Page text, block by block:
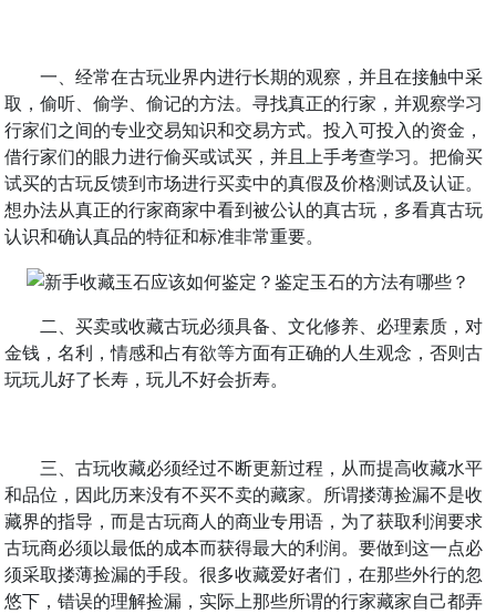
一、经常在古玩业界内进行长期的观察，并且在接触中采
取，偷听、偷学、偷记的方法。寻找真正的行家，并观察学习
行家们之间的专业交易知识和交易方式。投入可投入的资金，
借行家们的眼力进行偷买或试买，并且上手考查学习。把偷买
试买的古玩反馈到市场进行买卖中的真假及价格测试及认证。
想办法从真正的行家商家中看到被公认的真古玩，多看真古玩
认识和确认真品的特征和标准非常重要。
二、买卖或收藏古玩必须具备、文化修养、必理素质，对
金钱，名利，情感和占有欲等方面有正确的人生观念，否则古
玩玩儿好了长寿，玩儿不好会折寿。
三、古玩收藏必须经过不断更新过程，从而提高收藏水平
和品位，因此历来没有不买不卖的藏家。所谓搂薄捡漏不是收
藏界的指导，而是古玩商人的商业专用语，为了获取利润要求
古玩商必须以最低的成本而获得最大的利润。要做到这一点必
须采取搂薄捡漏的手段。很多收藏爱好者们，在那些外行的忽
悠下，错误的理解捡漏，实际上那些所谓的行家藏家自己都弄